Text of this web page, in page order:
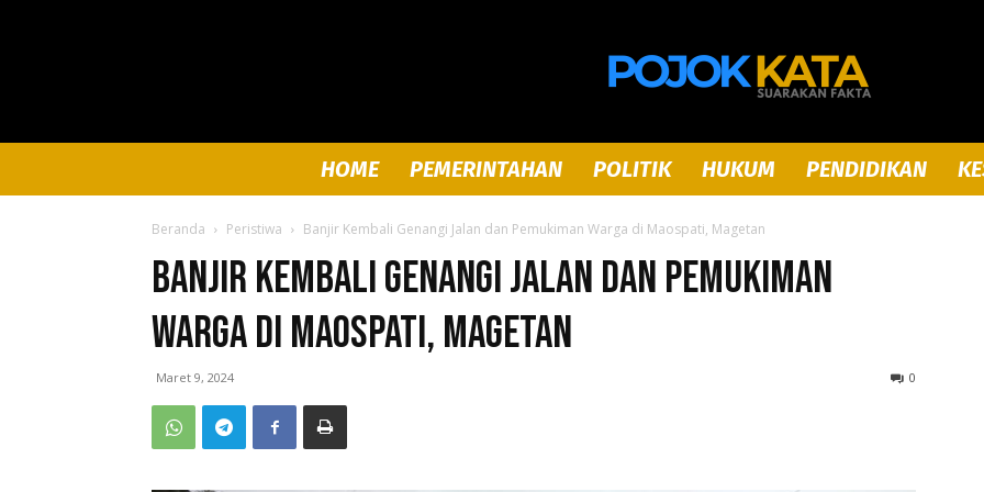
Pojok
HOME PEMERINTAHAN POLITIK HUKUM PENDIDIKAN
Beranda Peristiwa Banjir Kembali Genangi Jalan dan Pemukiman Warga di Maospati, Magetan
Banjir Kembali Genangi Jalan dan Pemukiman
Warga di Maospati, Magetan
Maret 9, 2024 0